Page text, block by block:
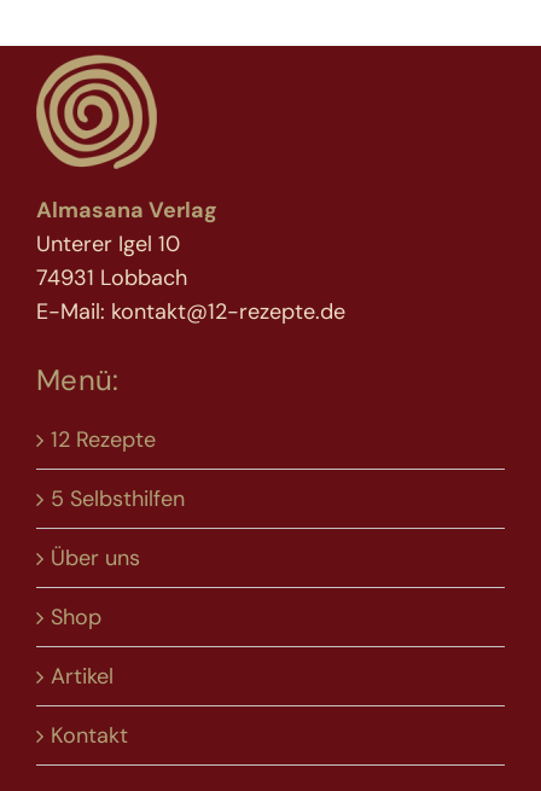
Almasana Verlag
Unterer Igel 10
74931 Lobbach
E-Mail: kontakt@12-rezepte.de
Menü:
12 Rezepte
5 Selbsthilfen
Über uns
Shop
Artikel
Kontakt